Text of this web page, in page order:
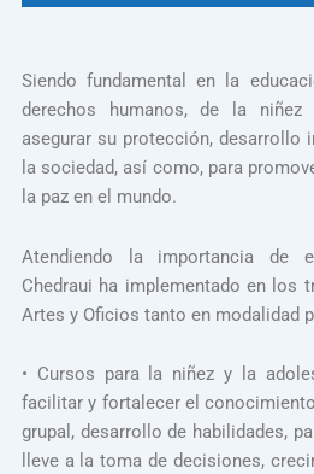
Siendo fundamental en la
derechos humanos, de la
asegurar su protección, desarrollo
la sociedad, así como, para
la paz en el mundo.
Atendiendo la importancia de
Chedraui ha implementado en los
Artes y Oficios tanto en modalidad
• Cursos para la niñez y la
facilitar y fortalecer el
grupal, desarrollo de habilidades,
lleve a la toma de decisiones,